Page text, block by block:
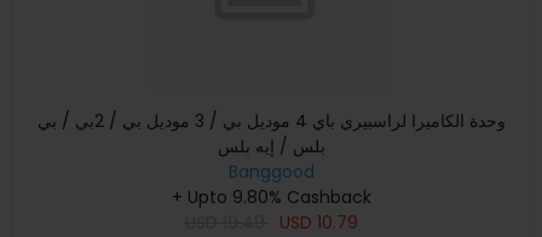
وحدة الكاميرا لراسبيري باي 4 موديل بي / 3 موديل بي / 2بي / بي
بلس / إيه بلس
Banggood
+ Upto 9.80% Cashback
USD 10.79